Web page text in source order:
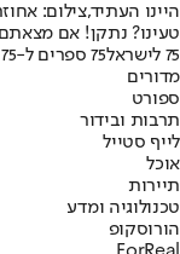
היינו העתיד,צילום:
טעינו? נתקן! אם
75 לישראל
75 ספרים ל-75 לישראל
מדורים
ספורט
תרבות ובידור
לייף סטייל
אוכל
תיירות
טכנולוגיה ומדע
הורוסקופ